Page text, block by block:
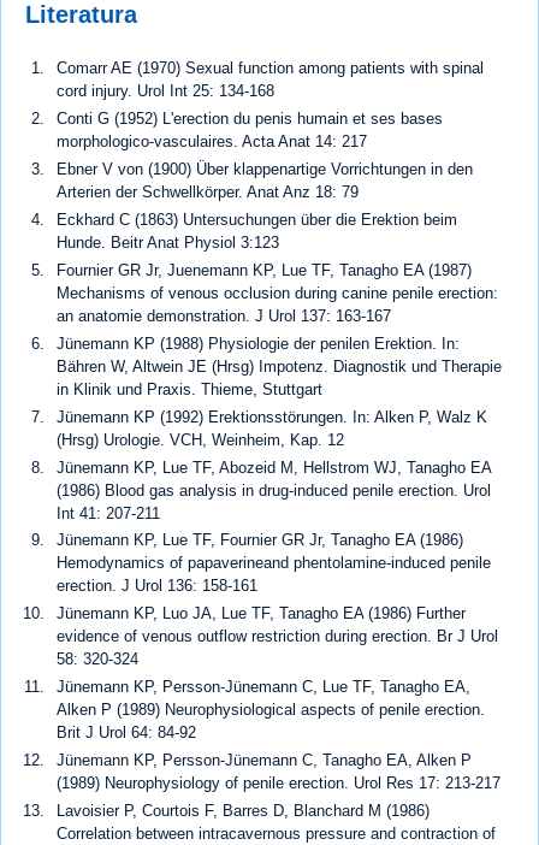
Literatura
Comarr AE (1970) Sexual function among patients with spinal
cord injury. Urol Int 25: 134-168
Conti G (1952) L'erection du penis humain et ses bases
morphologico-vasculaires. Acta Anat 14: 217
Ebner V von (1900) Über klappenartige Vorrichtungen in den
Arterien der Schwellkörper. Anat Anz 18: 79
Eckhard C (1863) Untersuchungen über die Erektion beim
Hunde. Beitr Anat Physiol 3:123
Fournier GR Jr, Juenemann KP, Lue TF, Tanagho EA (1987)
Mechanisms of venous occlusion during canine penile erection:
an anatomie demonstration. J Urol 137: 163-167
Jünemann KP (1988) Physiologie der penilen Erektion. In:
Bähren W, Altwein JE (Hrsg) Impotenz. Diagnostik und Therapie
in Klinik und Praxis. Thieme, Stuttgart
Jünemann KP (1992) Erektionsstörungen. In: Alken P, Walz K
(Hrsg) Urologie. VCH, Weinheim, Kap. 12
Jünemann KP, Lue TF, Abozeid M, Hellstrom WJ, Tanagho EA
(1986) Blood gas analysis in drug-induced penile erection. Urol
Int 41: 207-211
Jünemann KP, Lue TF, Fournier GR Jr, Tanagho EA (1986)
Hemodynamics of papaverineand phentolamine-induced penile
erection. J Urol 136: 158-161
Jünemann KP, Luo JA, Lue TF, Tanagho EA (1986) Further
evidence of venous outflow restriction during erection. Br J Urol
58: 320-324
Jünemann KP, Persson-Jünemann C, Lue TF, Tanagho EA,
Alken P (1989) Neurophysiological aspects of penile erection.
Brit J Urol 64: 84-92
Jünemann KP, Persson-Jünemann C, Tanagho EA, Alken P
(1989) Neurophysiology of penile erection. Urol Res 17: 213-217
Lavoisier P, Courtois F, Barres D, Blanchard M (1986)
Correlation between intracavernous pressure and contraction of